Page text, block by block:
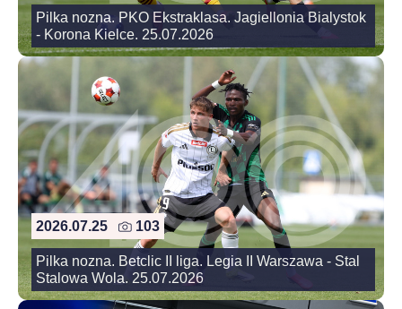
Pilka nozna. PKO Ekstraklasa. Jagiellonia Bialystok
- Korona Kielce. 25.07.2026
2026.07.25 103
Pilka nozna. Betclic II liga. Legia II Warszawa - Stal
Stalowa Wola. 25.07.2026